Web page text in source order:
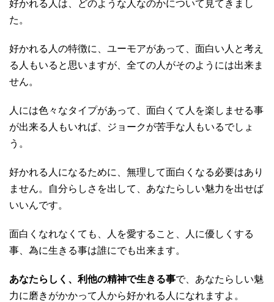
好かれる人は、どのような人なのかについて見てきまし
た。
好かれる人の特徴に、ユーモアがあって、面白い人と考え
る人もいると思いますが、全ての人がそのようには出来ま
せん。
人には色々なタイプがあって、面白くて人を楽しませる事
が出来る人もいれば、ジョークが苦手な人もいるでしょ
う。
好かれる人になるために、無理して面白くなる必要はあり
ません。自分らしさを出して、あなたらしい魅力を出せば
いいんです。
面白くなれなくても、人を愛すること、人に優しくする
事、為に生きる事は誰にでも出来ます。
あなたらしく、利他の精神で生きる事で、あなたらしい魅
力に磨きがかかって人から好かれる人になれますよ。